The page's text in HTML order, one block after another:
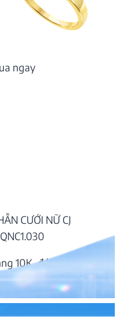
ngay
CƯỚI NỮ CJ
10K, đá CZ
₫